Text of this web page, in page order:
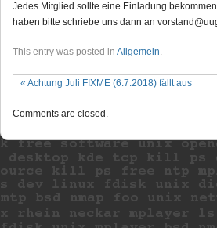
Jedes Mitglied sollte eine Einladung
haben bitte schriebe uns dann an
This entry was posted in Allgemein.
« Achtung Juli FIXME (6.7.2018) fällt aus
Comments are closed.